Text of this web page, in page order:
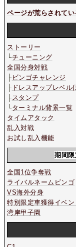
ページが荒らされて
ストーリー
└チューニング
全国分身対戦
├ビンゴチャレンジ
├ドレスアップレベル
├スタンプ
└ターミナル背景一覧
タイムアタック
乱入対戦
お試し乱入機能
期間
全国1位争奪戦
ライバルネームビンゴ
VS海外分身
特別限定車獲得イベン
湾岸甲子園